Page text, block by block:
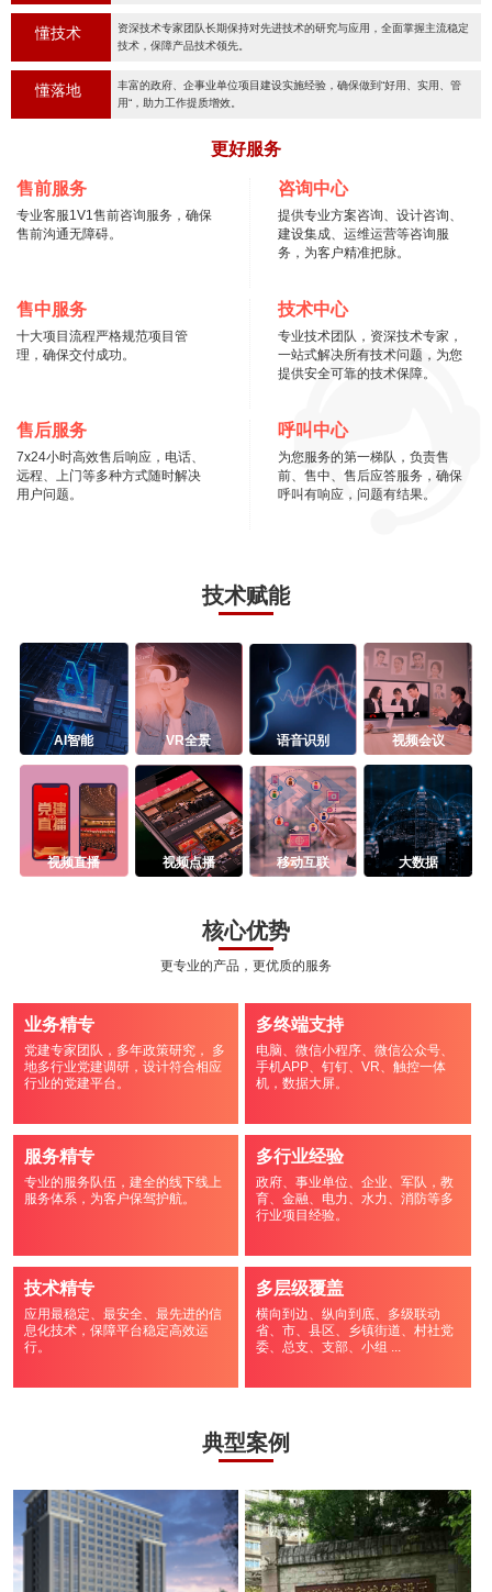
懂技术
资深技术专家团队长期保持对先进技术的研究与应用，全面掌握主流稳定
技术，保障产品技术领先。
懂落地
丰富的政府、企事业单位项目建设实施经验，确保做到“好用、实用、管
用“，助力工作提质增效。
更好服务
售前服务
专业客服1V1售前咨询服务，确保
售前沟通无障碍。
咨询中心
提供专业方案咨询、设计咨询、
建设集成、运维运营等咨询服
务，为客户精准把脉。
售中服务
十大项目流程严格规范项目管
理，确保交付成功。
技术中心
专业技术团队，资深技术专家，
一站式解决所有技术问题，为您
提供安全可靠的技术保障。
售后服务
7x24小时高效售后响应，电话、
远程、上门等多种方式随时解决
用户问题。
呼叫中心
为您服务的第一梯队，负责售
前、售中、售后应答服务，确保
呼叫有响应，问题有结果。
技术赋能
AI智能 VR全景 语音识别 视频会议
视频直播 视频点播 移动互联 大数据
核心优势
更专业的产品，更优质的服务
业务精专
党建专家团队，多年政策研究， 多
地多行业党建调研，设计符合相应
行业的党建平台。
多终端支持
电脑、微信小程序、微信公众号、
手机APP、钉钉、VR、触控一体
机，数据大屏。
服务精专
专业的服务队伍，建全的线下线上
服务体系，为客户保驾护航。
多行业经验
政府、事业单位、企业、军队，教
育、金融、电力、水力、消防等多
行业项目经验。
技术精专
应用最稳定、最安全、最先进的信
息化技术，保障平台稳定高效运
行。
多层级覆盖
横向到边、纵向到底、多级联动
省、市、县区、乡镇街道、村社党
委、总支、支部、小组 ...
典型案例